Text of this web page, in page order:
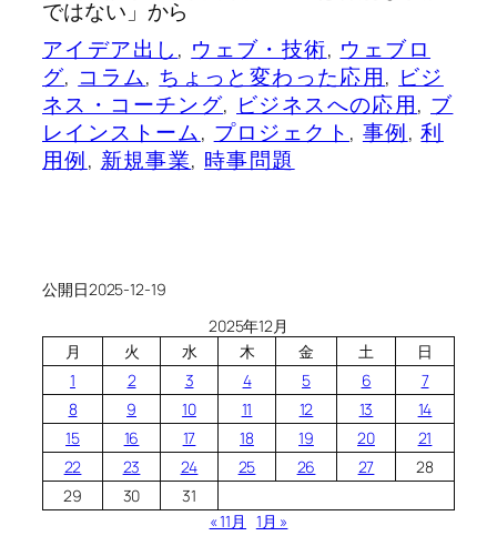
ではない」から
アイデア出し, ウェブ・技術, ウェブロ
グ, コラム, ちょっと変わった応用, ビジ
ネス・コーチング, ビジネスへの応用, ブ
レインストーム, プロジェクト , 事例, 利
用例, 新規事業, 時事問題
公開日2025-12-19
2025年12月
月
火 水 木 金 土
日
1
2 3 4 5 6
7
8
9 10 11 12 13
14
15
16 17 18 19 20
21
22
23 24 25 26 27
28
29
30
31
« 11月
1月 »